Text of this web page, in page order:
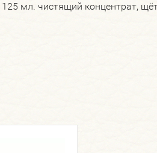
125 мл. чистящий концентрат,